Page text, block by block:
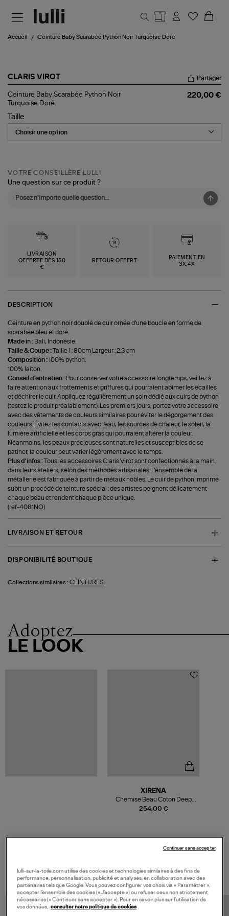
Accueil Ceinture Baby Scarabée Python Noir Turquoise Doré
CLARIS VIROT
Ceinture
Baby
Scarabée
Python
Noir
Turquoise
Doré
Partager
Ceinture Baby Scarabée Python Noir
Turquoise Doré
220,00 €
Taille
VOTRE CONSEILLÈRE LULLI
Une question sur ce produit ?
LIVRAISON
OFFERTE DÈS 150
€
RETOUR OFFERT
PAIEMENT EN
3X,4X
DESCRIPTION
Ceinture en python noir doublé de cuir ornée d'une boucle en forme de
scarabée bleu et doré.
Made in : Bali, Indonésie.
Taille & Coupe :
Taille 1 : 80cm Largeur : 2.3 cm
Composition :100% python.
100% laiton.
Conseil d'entretien : Pour conserver votre accessoire longtemps, veillez à
faire attention aux frottements et griffures qui pourraient abîmer les écailles
et déchirer le cuir. Appliquez régulièrement un soin dédié aux cuirs de python
(testez le produit préalablement). Les premiers jours, portez votre accessoire
avec des vêtements de couleurs similaires pour éviter le dégorgement des
couleurs. Évitez les contacts avec l'eau, les sources de chaleur, le soleil, la
lumière artificielle et les corps gras qui pourraient altérer la couleur.
Néanmoins, les peaux précieuses sont naturelles et susceptibles de se
patiner, la couleur peut varier légèrement avec le temps.
Plus d'infos :
Tous les accessoires Claris Virot sont confectionnés à la main
dans leurs ateliers, selon des méthodes artisanales. L’ensemble de la
métallerie est fabriquée à partir de métaux nobles. Le cuir de python imprimé
subit un procédé de teinture spécial : des artistes peignent délicatement
chaque peau et rendent chaque pièce unique.
(ref-4081NO)
LIVRAISON ET RETOUR
DISPONIBILITÉ BOUTIQUE
Collections similaires : CEINTURES
Adoptez
LE LOOK
254,00 €
XIRENA
Chemise Beau Coton Deep
Water
lulli-sur-la-toile.com utilise des cookies et technologies similaires à des fins de
performance, personnalisation, publicité et analyses, en collaboration avec des
partenaires tels que Google. Vous pouvez configurer vos choix via « Paramétrer »,
accepter l’ensemble des cookies (« J’accepte ») ou refuser ceux non strictement
nécessaires (« Continuer sans accepter »). Pour en savoir plus sur l’utilisation de
vos données,
consulter notre politique de cookies
Continuer sans accepter